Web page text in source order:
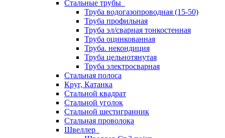
Стальные трубы
Труба водогазопроводная (15-50)
Труба профильная
Труба эл/сварная тонкостенная
Труба оцинкованная
Труба. некондиция
Труба цельнотянутая
Труба электросварная
Стальная полоса
Круг, Катанка
Стальной квадрат
Стальной уголок
Стальной шестигранник
Стальная проволока
Швеллер